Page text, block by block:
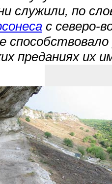
служили, по
с северо-
преданиях их